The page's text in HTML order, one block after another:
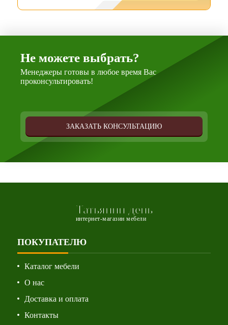
Не можете выбрать?
Менеджеры готовы в любое время Вас
проконсультировать!
ЗАКАЗАТЬ КОНСУЛЬТАЦИЮ
Татьянин день
интернет-магазин мебели
ПОКУПАТЕЛЮ
Каталог мебели
О нас
Доставка и оплата
Контакты